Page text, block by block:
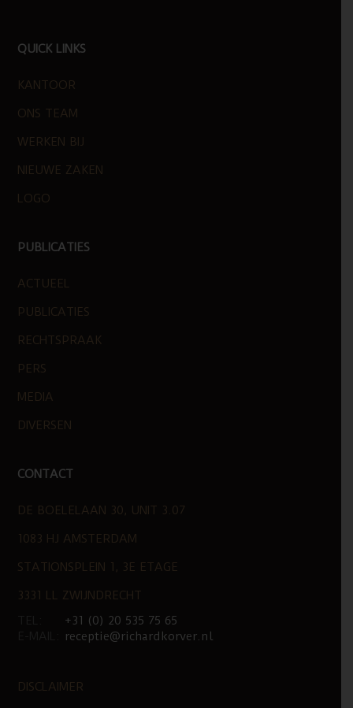
FOOTER
QUICK LINKS
KANTOOR
ONS TEAM
WERKEN BIJ
NIEUWE ZAKEN
LOGO
PUBLICATIES
ACTUEEL
PUBLICATIES
RECHTSPRAAK
PERS
MEDIA
DIVERSEN
CONTACT
DE BOELELAAN 30, UNIT 3.07
1083 HJ AMSTERDAM
STATIONSPLEIN 1, 3E ETAGE
3331 LL ZWIJNDRECHT
+31 (0) 20 535 75 65
receptie@richardkorver.nl
DISCLAIMER